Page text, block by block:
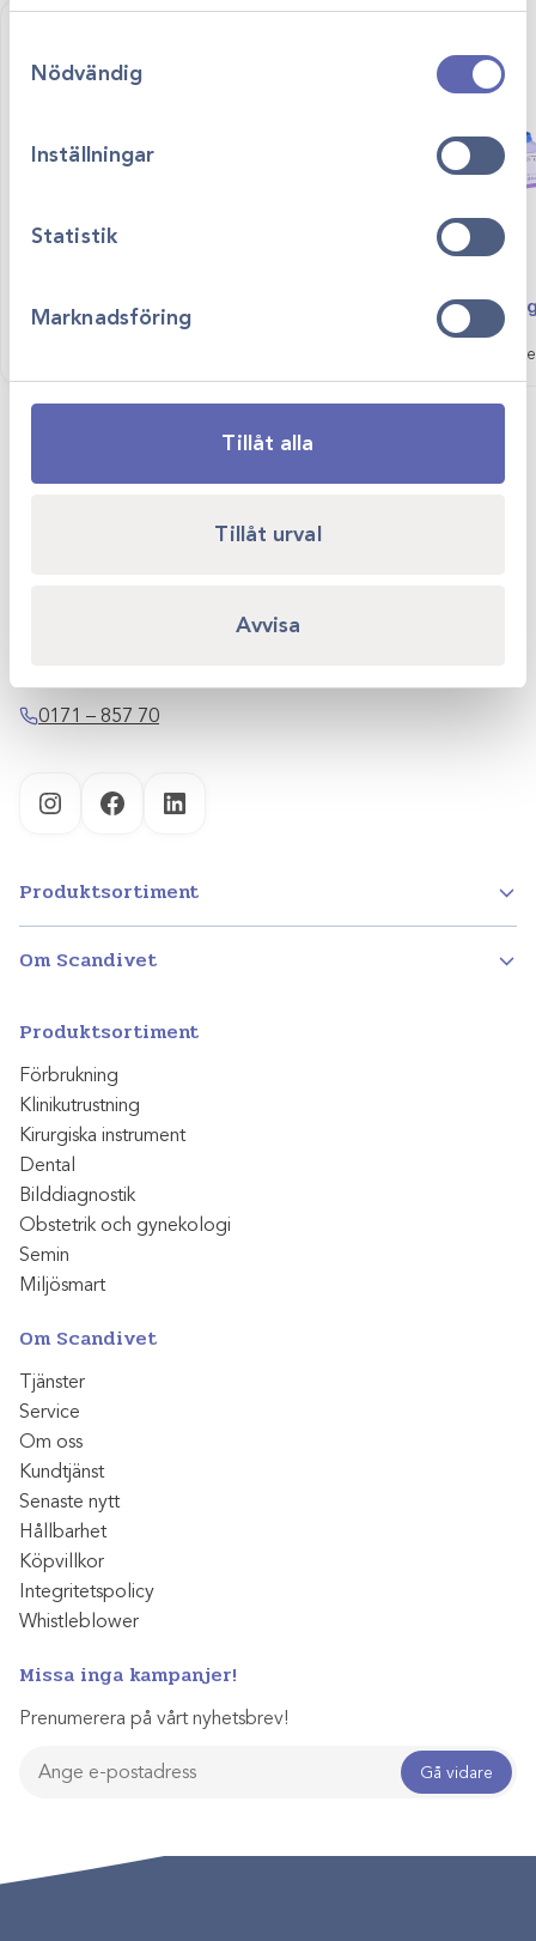
annan information som du har tillhandahållit
eller som de har samlat in när du har använt
deras tjänster.
Nödvändig
Inställningar
Statistik
Marknadsföring
Tillåt alla
Tillåt urval
Avvisa
HemoCue cleaner /5st Boule
Logga in för att
0171 – 857 70
InstagramFacebookLinkedIn
Produktsortiment
Om Scandivet
Produktsortiment
Förbrukning
Klinikutrustning
Kirurgiska instrument
Dental
Bilddiagnostik
Obstetrik och gynekologi
Semin
Miljösmart
Om Scandivet
Tjänster
Service
Om oss
Kundtjänst
Senaste nytt
Hållbarhet
Köpvillkor
Integritetspolicy
Whistleblower
Missa inga kampanjer!
Prenumerera på vårt nyhetsbrev!
Gå vidare